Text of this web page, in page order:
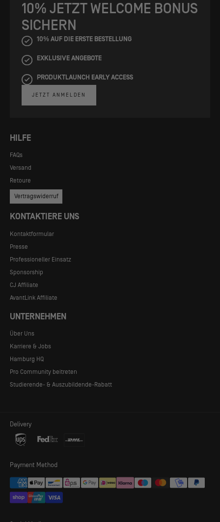
Konstruktion aus dopegefärbtem Nylongarn mit
ausgezeichneter Abriebfestigkeit und Farbechtheit. Dope-
gefärbte Stoffe verbrauchen nur einen Bruchteil an Wasser,
HILFE
FAQs
Versand
Retoure
Vertragswiderruf
KONTAKTIERE UNS
Kontaktformular
Presse
Professioneller Einsatz
Sponsorship
CJ Affiliate
AvantLink Affiliate
UNTERNEHMEN
Über Uns
Karriere & Jobs
Hamburg HQ
Pro Community beitreten
Studierende- & Auszubildende-Rabatt
10% JETZT WELCOME BONUS
SICHERN
10% AUF DIE ERSTE BESTELLUNG
EXKLUSIVE ANGEBOTE
PRODUKTLAUNCH EARLY ACCESS
JETZT ANMELDEN
Delivery
Payment Method